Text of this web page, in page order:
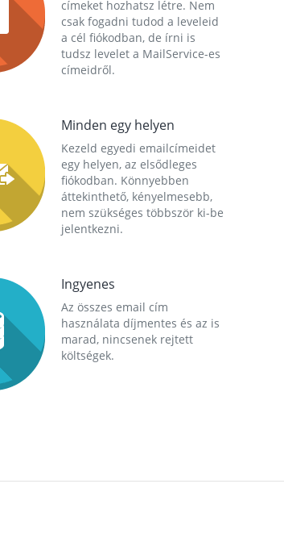
címeket hozhatsz létre. Nem
csak fogadni tudod a leveleid
a cél fiókodban, de írni is
tudsz levelet a MailService-es
címeidről.
Minden egy helyen
Kezeld egyedi emailcímeidet
egy helyen, az elsődleges
fiókodban. Könnyebben
áttekinthető, kényelmesebb,
nem szükséges többször ki-be
jelentkezni.
Ingyenes
Az összes email cím
használata díjmentes és az is
marad, nincsenek rejtett
költségek.